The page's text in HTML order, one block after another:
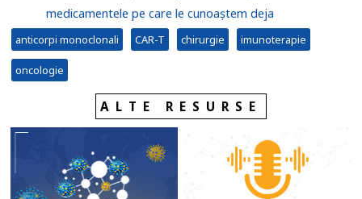
medicamentele pe care le cunoaștem deja
anticorpi monoclonali CAR-T chirurgie imunoterapie
oncologie
ALTE RESURSE